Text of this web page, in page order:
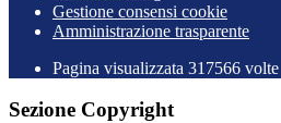
Gestione consensi cookie
Amministrazione trasparente
Pagina visualizzata 317566 volte
Sezione Copyright